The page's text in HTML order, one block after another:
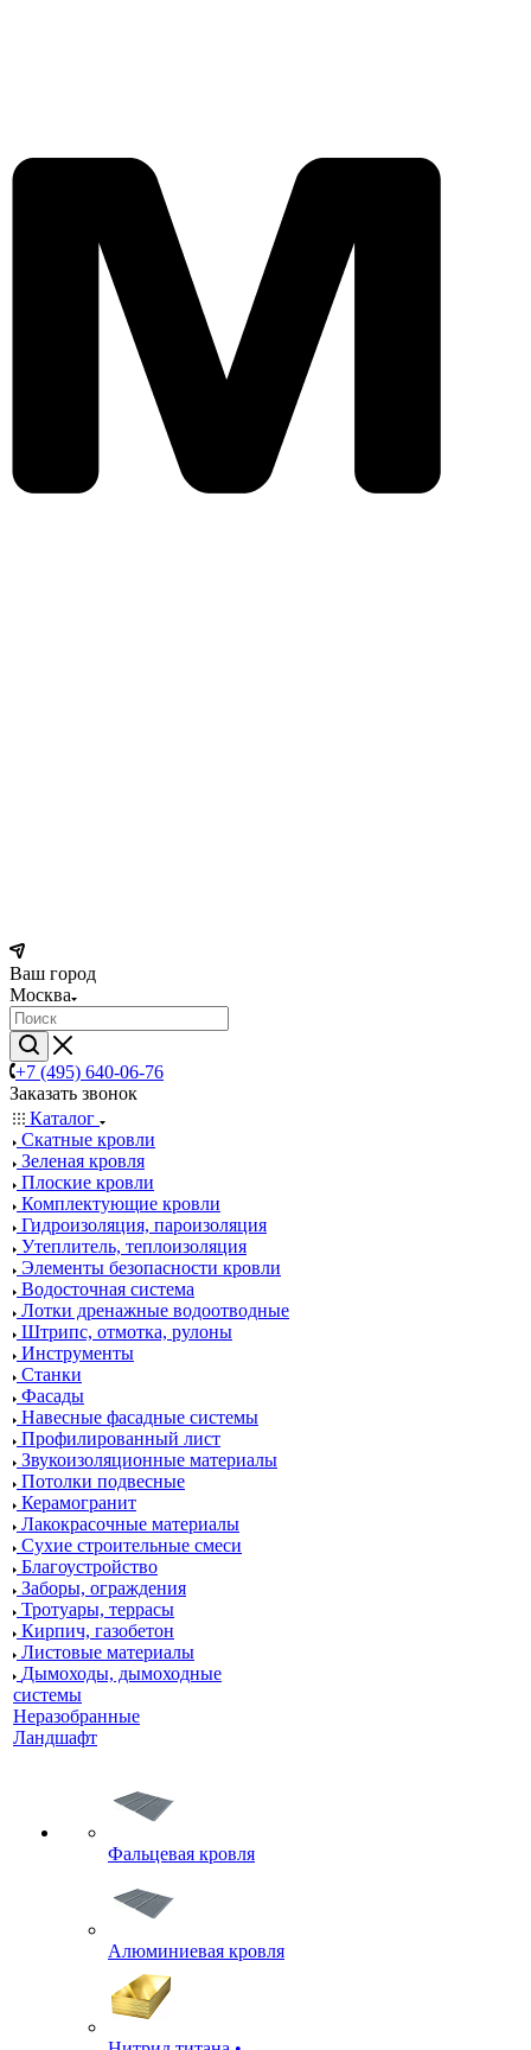
Ваш город
Москва
+7 (495) 640-06-76
Заказать звонок
Каталог
Скатные кровли
Зеленая кровля
Плоские кровли
Комплектующие кровли
Гидроизоляция, пароизоляция
Утеплитель, теплоизоляция
Элементы безопасности кровли
Водосточная система
Лотки дренажные водоотводные
Штрипс, отмотка, рулоны
Инструменты
Станки
Фасады
Навесные фасадные системы
Профилированный лист
Звукоизоляционные материалы
Потолки подвесные
Керамогранит
Лакокрасочные материалы
Сухие строительные смеси
Благоустройство
Заборы, ограждения
Тротуары, террасы
Кирпич, газобетон
Листовые материалы
Дымоходы, дымоходные
системы
Неразобранные
Ландшафт
Фальцевая кровля
Алюминиевая кровля